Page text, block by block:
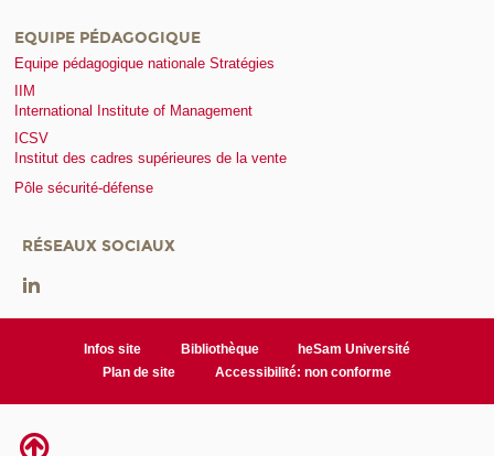
EQUIPE PÉDAGOGIQUE
Equipe pédagogique nationale Stratégies
IIM
International Institute of Management
ICSV
Institut des cadres supérieures de la vente
Pôle sécurité-défense
RÉSEAUX SOCIAUX
Infos site Bibliothèque
heSam Université
Plan de site
Accessibilité: non conforme